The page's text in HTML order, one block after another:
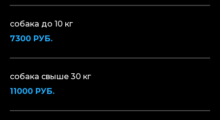
собака до 10 кг
7300 РУБ.
собака свыше 30 кг
11000 РУБ.